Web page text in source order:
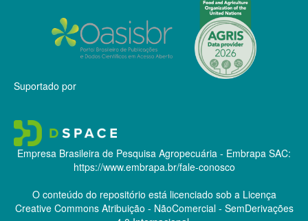
Suportado por
Empresa Brasileira de Pesquisa Agropecuária - Embrapa SAC:
https://www.embrapa.br/fale-conosco
O conteúdo do repositório está licenciado sob a Licença
Creative CommonsAtribuição - NãoComercial - SemDerivações